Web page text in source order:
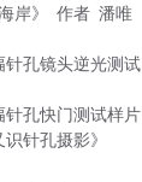
岸》 作者 潘唯
针孔镜头逆光测试
针孔快门测试样片
针孔摄影》